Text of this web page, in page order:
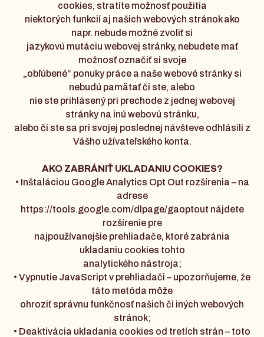
cookies, stratíte možnosť použitia
niektorých funkcií aj našich webových stránok ako
napr. nebude možné zvoliť si
jazykovú mutáciu webovej stránky, nebudete mať
možnosť označiť si svoje
„obľúbené“ ponuky práce a naše webové stránky si
nebudú pamätať či ste, alebo
nie ste prihlásený pri prechode z jednej webovej
stránky na inú webovú stránku,
alebo či ste sa pri svojej poslednej návšteve odhlásili z
Vášho užívateľského konta.
AKO ZABRÁNIŤ UKLADANIU COOKIES?
• Inštaláciou Google Analytics Opt Out rozšírenia – na
adrese
https://tools.google.com/dlpage/gaoptout nájdete
rozšírenie pre
najpoužívanejšie prehliadače, ktoré zabránia
ukladaniu cookies tohto
analytického nástroja;
• Vypnutie JavaScript v prehliadači – upozorňujeme, že
táto metóda môže
ohroziť správnu funkčnosť našich či iných webových
stránok;
• Deaktivácia ukladania cookies od tretích strán – toto